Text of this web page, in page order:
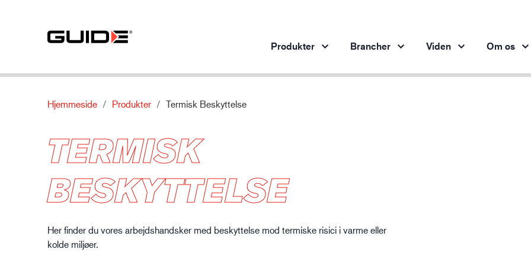
Produkter
Mekanisk beskyttelse
Kemisk beskyttelse
Termisk beskyttelse
Særlig beskyttelse
Maskinindustrien
Olie- og gasindustrien
Brancher
Bilindustrien Stålindustrien
Viden
Standarder
Funktioner
Materiale
Om os
Om os
Kontakt
Hjemmeside Produkter Termisk Beskyttelse
TERMISK
BESKYTTELSE
Her finder du vores arbejdshandsker med beskyttelse mod termiske risici i varme eller
kolde miljøer.